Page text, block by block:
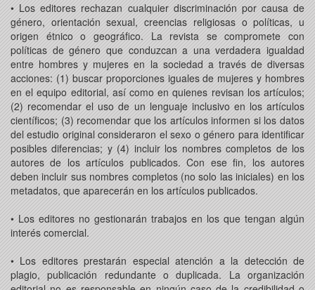
• Los editores rechazan cualquier discriminación por causa de
género, orientación sexual, creencias religiosas o políticas, u
origen étnico o geográfico. La revista se compromete con
políticas de género que conduzcan a una verdadera igualdad
entre hombres y mujeres en la sociedad a través de diversas
acciones: (1) buscar proporciones iguales de mujeres y hombres
en el equipo editorial, así como en quienes revisan los artículos;
(2) recomendar el uso de un lenguaje inclusivo en los artículos
científicos; (3) recomendar que los artículos informen si los datos
del estudio original consideraron el sexo o género para identificar
posibles diferencias; y (4) incluir los nombres completos de los
autores de los artículos publicados. Con ese fin, los autores
deben incluir sus nombres completos (no solo las iniciales) en los
metadatos, que aparecerán en los artículos publicados.
• Los editores no gestionarán trabajos en los que tengan algún
interés comercial.
• Los editores prestarán especial atención a la detección de
plagio, publicación redundante o duplicada. La organización